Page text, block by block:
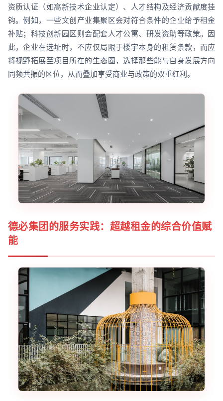
资质认证（如高新技术企业认定）、人才结构及经济贡献度挂
钩。例如，一些文创产业集聚区会对符合条件的企业给予租金
补贴；科技创新园区则会配套人才公寓、研发资助等政策。因
此，企业在选址时，不应仅局限于楼宇本身的租赁条款，而应
将视野拓展至项目所在的生态圈，选择那些能与自身发展方向
同频共振的区位，从而叠加享受商业与政策的双重红利。
德必集团的服务实践：超越租金的综合价值赋
能